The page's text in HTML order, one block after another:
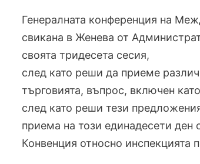
Генералната конференция на
свикана в Женева от
своята тридесета сесия,
след като реши да приеме
търговията, въпрос, включен
след като реши тези
приема на този единадесети ден
Конвенция относно инспекцията